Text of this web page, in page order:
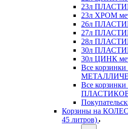
23л
23л ХРОМ
26л
27л
28л
30л
30л ЦИНК
Все корзинки
Все корзинки
Корзины на
45 литров)